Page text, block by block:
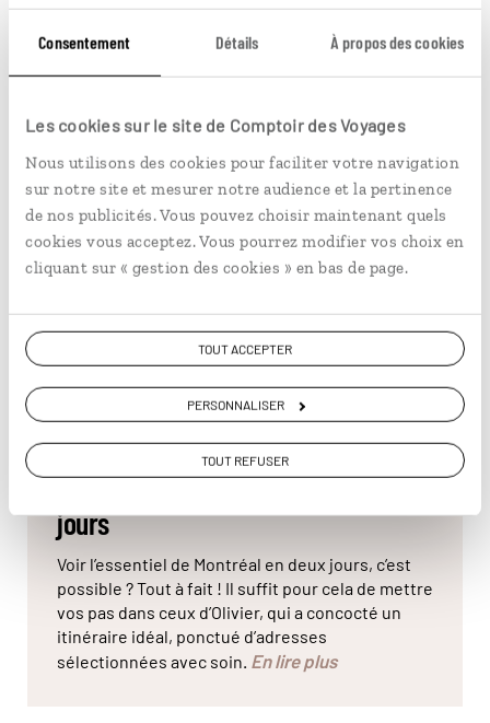
Consentement Détails À propos des cookies
Les cookies sur le site de Comptoir des Voyages
Nous utilisons des cookies pour faciliter votre navigation
sur notre site et mesurer notre audience et la pertinence
de nos publicités. Vous pouvez choisir maintenant quels
cookies vous acceptez. Vous pourrez modifier vos choix en
cliquant sur « gestion des cookies » en bas de page.
TOUT ACCEPTER
PERSONNALISER
TOUT REFUSER
soleil sous les applaudissements et nuits de
samba, Rio dégage une énergie unique. Pour
end 100 % carioca.
En lire plus
© "Tower of Songs", El Mac & Gene Pendon -
Susan Moss - Tourisme Montréal
CARNET D'ADRESSES
Canada
L’essentiel de Montréal en deux
jours
Voir l’essentiel de Montréal en deux jours, c’est
possible ? Tout à fait ! Il suffit pour cela de mettre
vos pas dans ceux d’Olivier, qui a concocté un
itinéraire idéal, ponctué d’adresses
sélectionnées avec soin. En lire plus